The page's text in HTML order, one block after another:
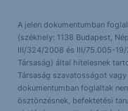
A jelen dokumentumban
(székhely: 1138 Budapest,
III/324/2008 és III/75.005-
Társaság) által hitelesnek
Társaság szavatosságot
dokumentumban foglaltak
ösztönzésnek, befektetési